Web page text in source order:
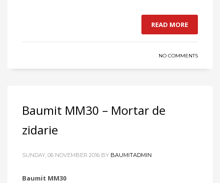
READ MORE
NO COMMENTS
Baumit MM30 – Mortar de
zidarie
SUNDAY, 06 NOVEMBER 2016 BY BAUMITADMIN
Baumit MM30